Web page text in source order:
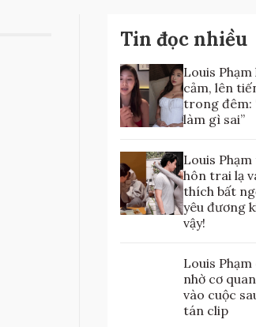
Tin đọc nhiều
Louis
cảm, lên
trong đêm:
làm gì sai”
Louis
hôn trai lạ
thích bất
yêu đương
vậy!
Louis
nhờ cơ
vào cuộc
tán clip